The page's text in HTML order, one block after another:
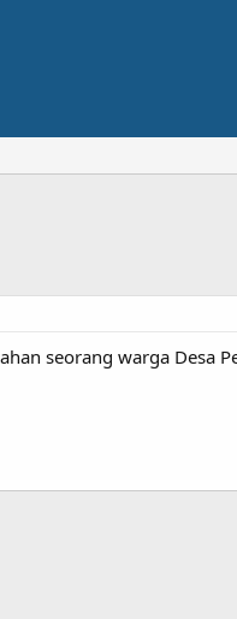
seorang warga Desa